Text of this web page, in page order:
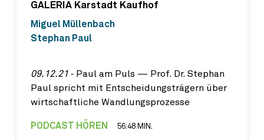
GALERIA Karstadt Kaufhof
Miguel Müllenbach
Stephan Paul
09.12.21 ‐ Paul am Puls — Prof. Dr. Stephan
Paul spricht mit Entscheidungsträgern über
wirtschaftliche Wandlungsprozesse
PODCAST HÖREN 56:48 MIN.